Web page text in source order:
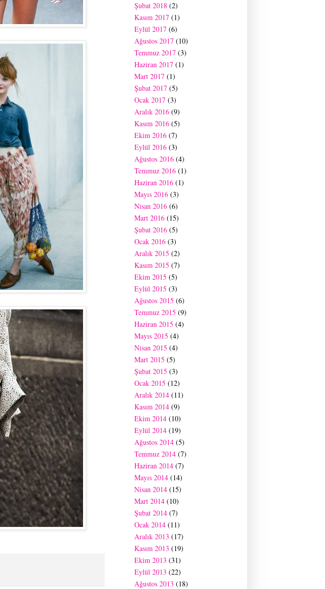
Şubat 2018 (2)
Kasım 2017 (1)
Eylül 2017 (6)
Ağustos 2017 (10)
Temmuz 2017 (3)
Haziran 2017 (1)
Mart 2017 (1)
Şubat 2017 (5)
Ocak 2017 (3)
Aralık 2016 (9)
Kasım 2016 (5)
Ekim 2016 (7)
Eylül 2016 (3)
Ağustos 2016 (4)
Temmuz 2016 (1)
Haziran 2016 (1)
Mayıs 2016 (3)
Nisan 2016 (6)
Mart 2016 (15)
Şubat 2016 (5)
Ocak 2016 (3)
Aralık 2015 (2)
Kasım 2015 (7)
Ekim 2015 (5)
Eylül 2015 (3)
Ağustos 2015 (6)
Temmuz 2015 (9)
Haziran 2015 (4)
Mayıs 2015 (4)
Nisan 2015 (4)
Mart 2015 (5)
Şubat 2015 (3)
Ocak 2015 (12)
Aralık 2014 (11)
Kasım 2014 (9)
Ekim 2014 (10)
Eylül 2014 (19)
Ağustos 2014 (5)
Temmuz 2014 (7)
Haziran 2014 (7)
Mayıs 2014 (14)
Nisan 2014 (15)
Mart 2014 (10)
Şubat 2014 (7)
Ocak 2014 (11)
Aralık 2013 (17)
Kasım 2013 (19)
Ekim 2013 (31)
Eylül 2013 (22)
Ağustos 2013 (18)